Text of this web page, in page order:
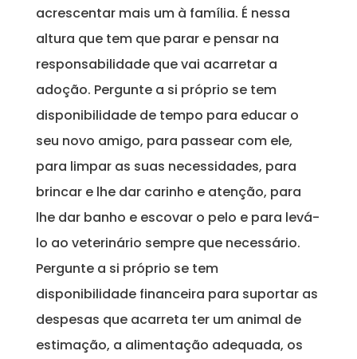
acrescentar mais um à família. É nessa
altura que tem que parar e pensar na
responsabilidade que vai acarretar a
adoção. Pergunte a si próprio se tem
disponibilidade de tempo para educar o
seu novo amigo, para passear com ele,
para limpar as suas necessidades, para
brincar e lhe dar carinho e atenção, para
lhe dar banho e escovar o pelo e para levá-
lo ao veterinário sempre que necessário.
Pergunte a si próprio se tem
disponibilidade financeira para suportar as
despesas que acarreta ter um animal de
estimação, a alimentação adequada, os